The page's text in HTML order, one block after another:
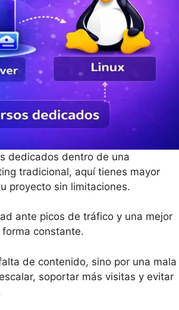
dedicados dentro de una
tradicional, aquí tienes mayor
proyecto sin limitaciones.
ante picos de tráfico y una mejor
constante.
de contenido, sino por una mala
soportar más visitas y evitar